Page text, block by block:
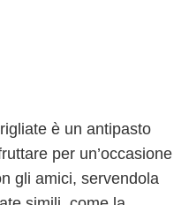
è un antipasto
per un’occasione
gli amici, servendola